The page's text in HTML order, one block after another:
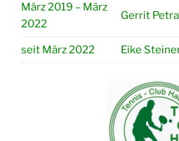
März 2019 – März
2022
Gerrit
seit März 2022 Eike